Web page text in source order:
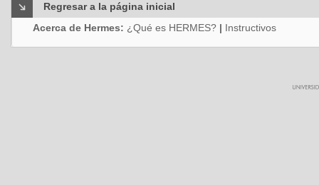
Regresar a la página inicial
Acerca de Hermes: ¿Qué es HERMES? | Instructivos